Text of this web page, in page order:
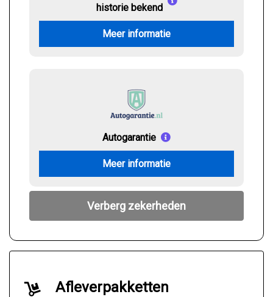
historie bekend
Meer informatie
Autogarantie
Meer informatie
Verberg zekerheden
Afleverpakketten